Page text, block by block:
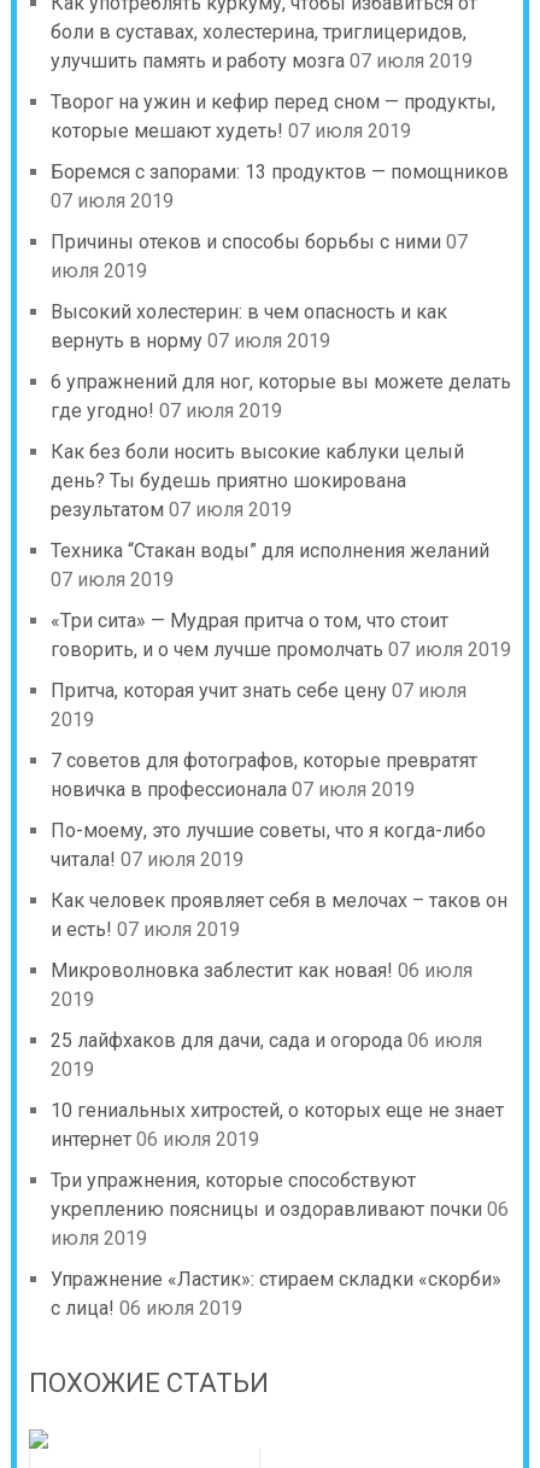
боли в суставах, холестерина, триглицеридов,
улучшить память и работу мозга 07 июля 2019
Творог на ужин и кефир перед сном — продукты,
которые мешают худеть! 07 июля 2019
Боремся с запорами: 13 продуктов — помощников
07 июля 2019
Причины отеков и способы борьбы с ними 07
июля 2019
Высокий холестерин: в чем опасность и как
вернуть в норму 07 июля 2019
6 упражнений для ног, которые вы можете делать
где угодно! 07 июля 2019
Как без боли носить высокие каблуки целый
день? Ты будешь приятно шокирована
результатом 07 июля 2019
Техника “Стакан воды” для исполнения желаний
07 июля 2019
«Tри сита» — Mудpaя пpитчa о том, что стоит
говорить, и о чем лучше промолчать 07 июля 2019
Притча, которая учит знать себе цену 07 июля
2019
7 советов для фотографов, которые превратят
новичка в профессионала 07 июля 2019
По-моему, это лучшие советы, что я когда-либо
читала! 07 июля 2019
Как человек проявляет себя в мелочах – таков он
и есть! 07 июля 2019
Микроволновка заблестит как новая! 06 июля
2019
25 лайфхаков для дачи, сада и огорода 06 июля
2019
10 гениальных хитростей, о которых еще не знает
интернет 06 июля 2019
Три упражнения, которые способствуют
укреплению поясницы и оздоравливают почки 06
июля 2019
Упражнение «Ластик»: стираем складки «скорби»
с лица! 06 июля 2019
ПОХОЖИЕ СТАТЬИ